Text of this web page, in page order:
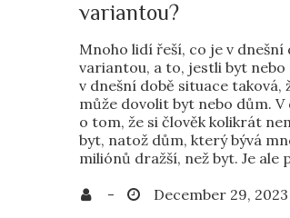
variantou?
Mnoho lidí řeší, co je v dnešní
variantou, a to, jestli byt nebo
v dnešní době situace taková,
může dovolit byt nebo dům.
o tom, že si člověk kolikrát
byt, natož dům, který bývá
miliónů dražší, než byt. Je ale